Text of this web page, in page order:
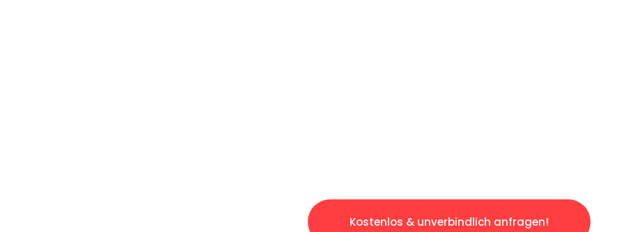
Kostenlos & unverbindlich anfragen!